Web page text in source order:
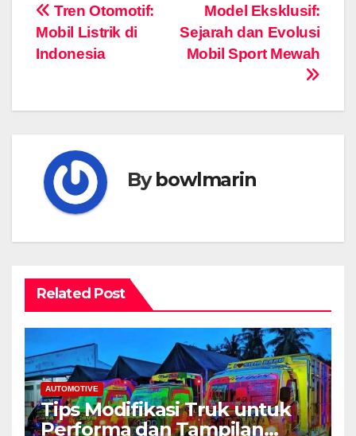
Navigasi
pos
Model Eksklusif:
Sejarah dan Evolusi
Mobil Sport Mewah
Tren Otomotif:
Mobil Listrik di
Indonesia
Bybowlmarin
Related Post
AUTOMOTIVE
Tips Modifikasi Truk untuk
Performa dan Tampilan